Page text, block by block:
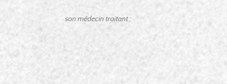
son médecin traitant ;